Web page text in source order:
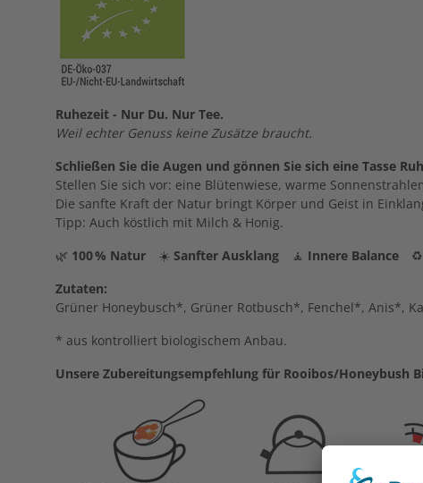
Ruhezeit - Nur Du. Nur Tee.
Weil echter Genuss keine Zusätze braucht.
Schließen Sie die Augen und gönnen Sie sich eine Tasse
Stellen Sie sich vor: eine Blütenwiese, warme
Die sanfte Kraft der Natur bringt Körper und Geist in
Tipp: Auch köstlich mit Milch & Honig.
🌿 100 % Natur ☀️ Sanfter Ausklang 🧘 Innere Balance ♻️
Zutaten:
Grüner Honeybusch*, Grüner Rotbusch*, Fenchel*, Anis*,
* aus kontrolliert biologischem Anbau.
Unsere Zubereitungsempfehlung für Rooibos/Honeybush